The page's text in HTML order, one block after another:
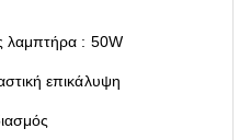
λαμπτήρα : 50W
επικάλυψη